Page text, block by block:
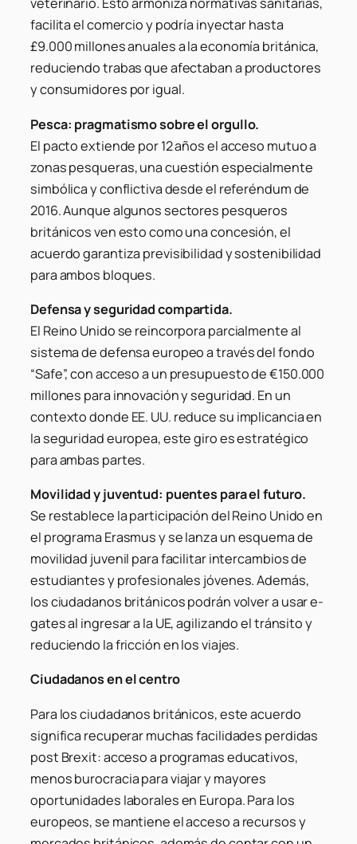
veterinario. Esto armoniza normativas sanitarias,
facilita el comercio y podría inyectar hasta
£9.000 millones anuales a la economía británica,
reduciendo trabas que afectaban a productores
y consumidores por igual.
Pesca: pragmatismo sobre el orgullo.
El pacto extiende por 12 años el acceso mutuo a
zonas pesqueras, una cuestión especialmente
simbólica y conflictiva desde el referéndum de
2016. Aunque algunos sectores pesqueros
británicos ven esto como una concesión, el
acuerdo garantiza previsibilidad y sostenibilidad
para ambos bloques.
Defensa y seguridad compartida.
El Reino Unido se reincorpora parcialmente al
sistema de defensa europeo a través del fondo
“Safe”, con acceso a un presupuesto de €150.000
millones para innovación y seguridad. En un
contexto donde EE. UU. reduce su implicancia en
la seguridad europea, este giro es estratégico
para ambas partes.
Movilidad y juventud: puentes para el futuro.
Se restablece la participación del Reino Unido en
el programa Erasmus y se lanza un esquema de
movilidad juvenil para facilitar intercambios de
estudiantes y profesionales jóvenes. Además,
los ciudadanos británicos podrán volver a usar e-
gates al ingresar a la UE, agilizando el tránsito y
reduciendo la fricción en los viajes.
Ciudadanos en el centro
Para los ciudadanos británicos, este acuerdo
significa recuperar muchas facilidades perdidas
post Brexit: acceso a programas educativos,
menos burocracia para viajar y mayores
oportunidades laborales en Europa. Para los
europeos, se mantiene el acceso a recursos y